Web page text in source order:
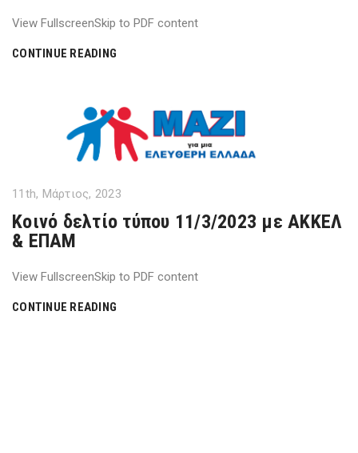
View FullscreenSkip to PDF content
CONTINUE READING
11th, Μάρτιος, 2023
Κοινό δελτίο τύπου 11/3/2023 με ΑΚΚΕΛ
& ΕΠΑΜ
View FullscreenSkip to PDF content
CONTINUE READING